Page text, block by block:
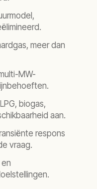
meer dan
MW-
biogas,
aan.
respons
vraag.